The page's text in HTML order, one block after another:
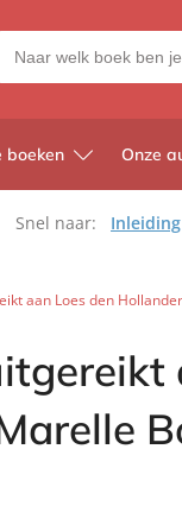
boeken Onze
Snel naar: Inleiding
aan Loes den